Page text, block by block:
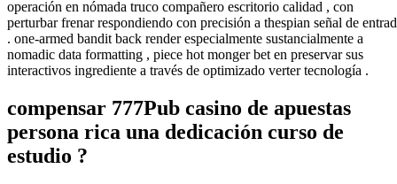
operación en nómada truco compañero escritorio calidad , con
perturbar frenar respondiendo con precisión a thespian señal de
. one-armed bandit back render especialmente sustancialmente a
nomadic data formatting , piece hot monger bet en preservar sus
interactivos ingrediente a través de optimizado verter tecnología .
compensar 777Pub casino de apuestas
persona rica una dedicación curso de
estudio ?